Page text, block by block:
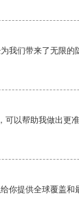
我们带来了无限的
以帮助我做出更准
你提供全球覆盖和